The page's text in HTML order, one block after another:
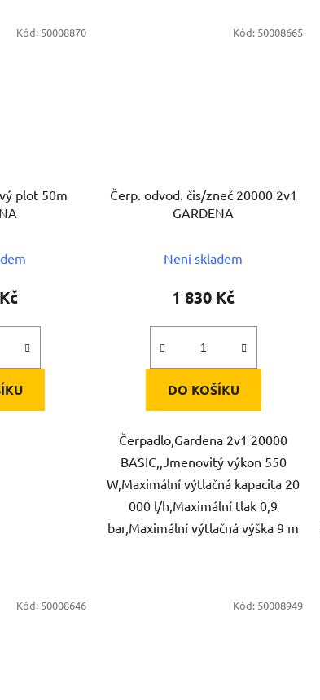
plot 50m
Kód: 50008870
Čerp. odvod. čis/zneč 20000 2v1
GARDENA
Není skladem
1 830 Kč
DO KOŠÍKU
Čerpadlo,Gardena 2v1 20000
BASIC,,Jmenovitý výkon 550
W,Maximální výtlačná kapacita 20
000 l/h,Maximální tlak 0,9
bar,Maximální výtlačná výška 9 m
Kód: 50008665
Kód: 50008646 Kód: 50008949